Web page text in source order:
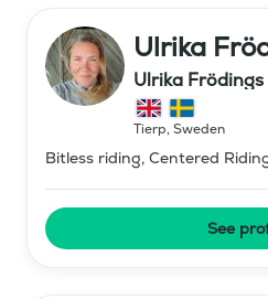
Ulrika
Ulrika
Tierp, Sweden
Bitless riding, Centered
See